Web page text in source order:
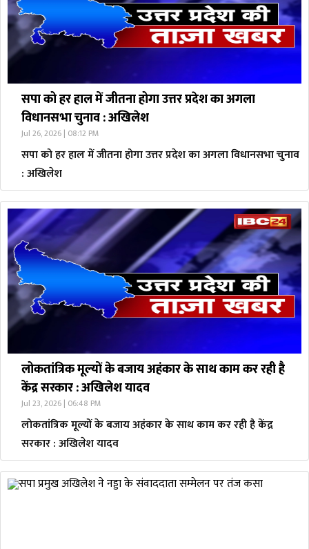
सपा को हर हाल में जीतना होगा उत्तर प्रदेश का अगला
विधानसभा चुनाव : अखिलेश
Jul 26, 2026 | 08:12 PM
सपा को हर हाल में जीतना होगा उत्तर प्रदेश का अगला विधानसभा चुनाव
: अखिलेश
लोकतांत्रिक मूल्यों के बजाय अहंकार के साथ काम कर रही है
केंद्र सरकार : अखिलेश यादव
Jul 23, 2026 | 06:48 PM
लोकतांत्रिक मूल्यों के बजाय अहंकार के साथ काम कर रही है केंद्र
सरकार : अखिलेश यादव